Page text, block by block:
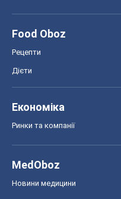
Food Oboz
Рецепти
Дієти
Економіка
Ринки та компанії
MedOboz
Новини медицини